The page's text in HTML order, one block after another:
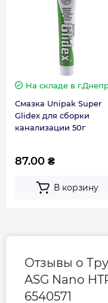
На складе в
Смазка Unipak Super
Glidex для сборки
канализации 50г
87.00 ₴
В корзину
Отзывы о
ASG Nano
6540571